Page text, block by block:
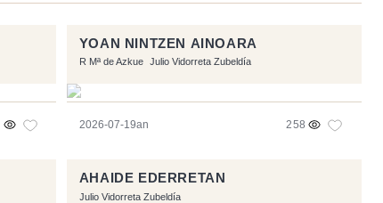
YOAN NINTZEN AINOARA
R Mª de Azkue Julio Vidorreta Zubeldía
2026-07-19an 258
AHAIDE EDERRETAN
Julio Vidorreta Zubeldía